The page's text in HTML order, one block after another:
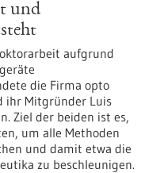
und
aufgrund
die Firma opto
ihr Mitgründer Luis
Ziel der beiden ist es,
um alle Methoden
und damit etwa die
zu beschleunigen.